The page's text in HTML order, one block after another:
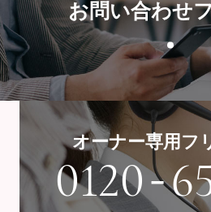
お問い合わせ
オーナー専用フ
0120-